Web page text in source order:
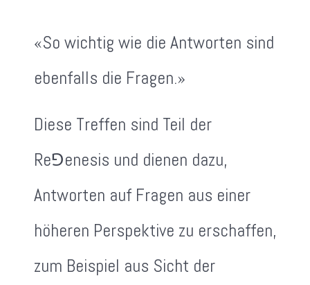
«So wichtig wie die Antworten sind
ebenfalls die Fragen.»
Diese Treffen sind Teil der
Re⅁enesis und dienen dazu,
Antworten auf Fragen aus einer
höheren Perspektive zu erschaffen,
zum Beispiel aus Sicht der